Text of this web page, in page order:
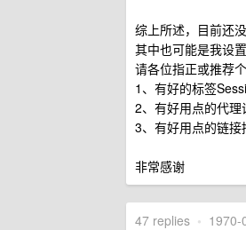
综上所述，目前还
其中也可能是我设
请各位指正或推荐
1、有好的标签
2、有好用点的代
3、有好用点的链
非常感谢
47 replies • 1970-